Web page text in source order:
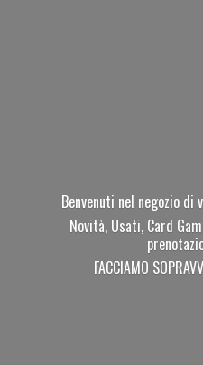
Benvenuti nel negozio di
Novità, Usati, Card
FACCIAMO